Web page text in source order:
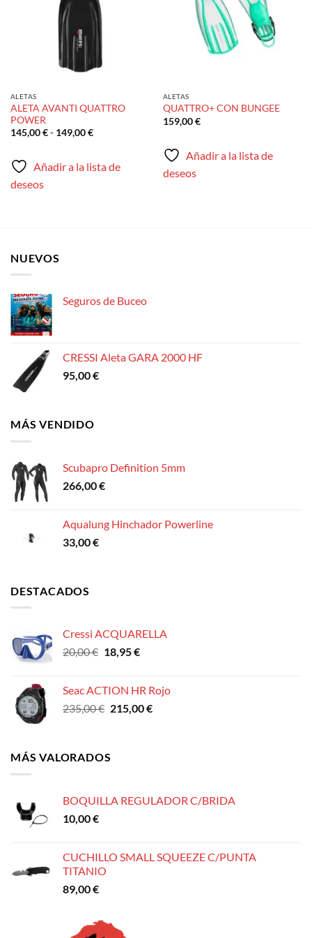
ALETAS
ALETA AVANTI QUATTRO
POWER
145,00€ - 149,00€Rango
145,00 €
Añadir a la lista de
deseos
ALETAS
QUATTRO+ CON BUNGEE
159,00€
Añadir a la lista de
deseos
NUEVOS
Seguros de Buceo
CRESSI Aleta GARA 2000 HF
95,00€
MÁS VENDIDO
Scubapro Definition 5mm
266,00€
Aqualung Hinchador Powerline
33,00€
DESTACADOS
Cressi ACQUARELLA
20,00€ El
era:
20,00 €.
18,95€El
es:
18,95 €.
Seac ACTION HR Rojo
235,00€ El
era:
215,00€El
MÁS VALORADOS
BOQUILLA REGULADOR C/BRIDA
10,00€
CUCHILLO SMALL SQUEEZE C/PUNTA
TITANIO
89,00€